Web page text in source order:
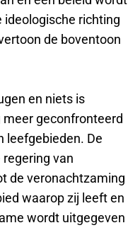
richting
de boventoon
en niets is
geconfronteerd
leefgebieden. De
van
de veronachtzaming
waarop zij leeft en
wordt uitgegeven